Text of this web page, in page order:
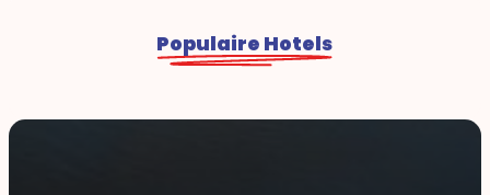
Populaire Hotels